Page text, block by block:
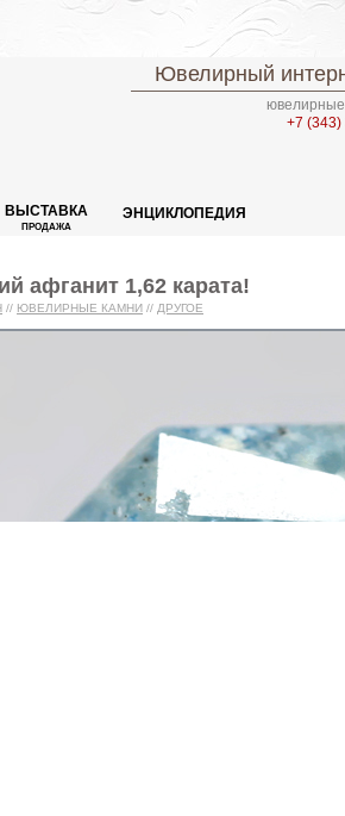
Ювелирный
+7 (343)
ВЫСТАВКА
ПРОДАЖА
ЭНЦИКЛОПЕДИЯ
афганит 1,62 карата!
// ЮВЕЛИРНЫЕ КАМНИ // ДРУГОЕ